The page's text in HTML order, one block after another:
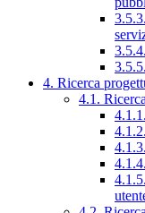
4. Ricerca
4.1.